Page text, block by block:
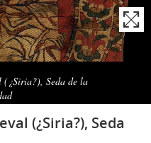
(¿Siria?), Seda de la
(¿Siria?), Seda